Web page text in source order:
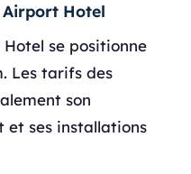
Airport Hotel
se positionne
Les tarifs des
son
et ses installations